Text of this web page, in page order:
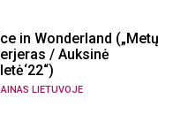
in Wonderland („Metų
/ Auksinė
LIETUVOJE